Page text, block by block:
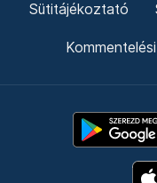
Sütitájékoztató